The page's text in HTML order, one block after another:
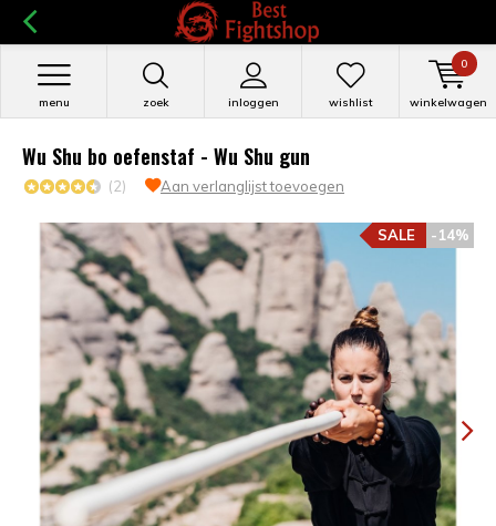
zoek inloggen
menu wishlist winkelwagen
0
Wu Shu bo oefenstaf - Wu Shu gun
(2) Aan verlanglijst toevoegen
-14%
SALE